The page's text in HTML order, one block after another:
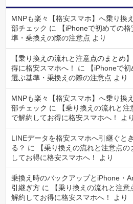
MNPも楽々【格安スマホ】へ乗り換
部チェック に
【iPhoneで初めての
準・乗換えの際の注意点 より
【乗り換えの流れと注意点のまとめ
得に格安スマホへ！
に
【iPhoneで
選ぶ基準・乗換えの際の注意点 より
MNPも楽々【格安スマホ】へ乗り換
部チェック に
【乗り換えの流れと
で解約してお得に格安スマホへ！
より
LINEデータを格安スマホへ引継ぐと
る？ に
【乗り換えの流れと注意点
してお得に格安スマホへ！
より
乗換え時のバックアップとiPhone・
引継ぎ方 に
【乗り換えの流れと注
解約してお得に格安スマホへ！
より